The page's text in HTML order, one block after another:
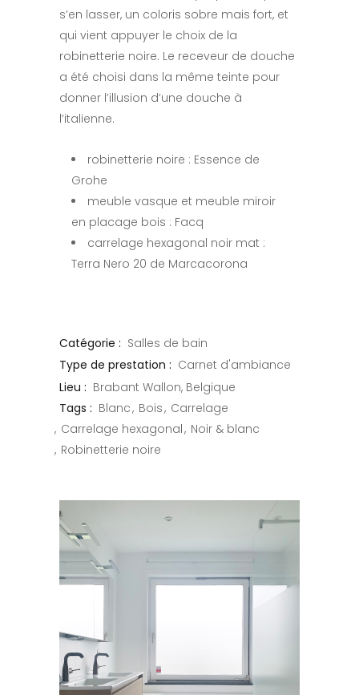
s’en lasser, un coloris sobre mais fort, et
qui vient appuyer le choix de la
robinetterie noire. Le receveur de douche
a été choisi dans la même teinte pour
donner l’illusion d’une douche à
l’italienne.
robinetterie noire : Essence de
Grohe
meuble vasque et meuble miroir
en placage bois : Facq
carrelage hexagonal noir mat :
Terra Nero 20 de Marcacorona
Catégorie : Salles de bain
Type de prestation : Carnet d'ambiance
Lieu : Brabant Wallon, Belgique
Tags : Blanc Bois Carrelage
Carrelage hexagonal Noir & blanc
Robinetterie noire